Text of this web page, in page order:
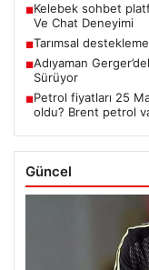
■Kelebek sohbet
Ve Chat Deneyimi
■Tarımsal
■Adıyaman
Sürüyor
■Petrol fiyatları 25
oldu? Brent petrol
Güncel